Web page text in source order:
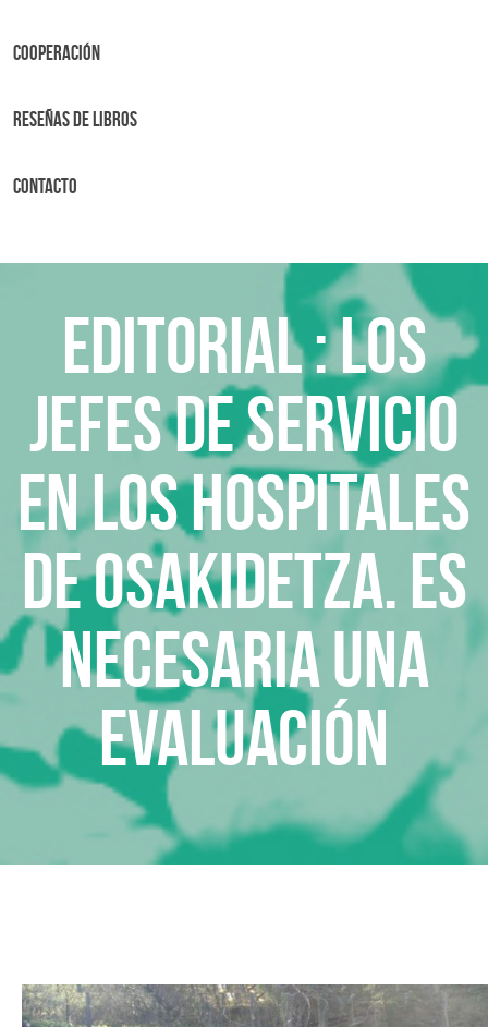
Cooperación
Reseñas de libros
Contacto
Editorial : Los
Jefes de Servicio
en los Hospitales
de Osakidetza. Es
necesaria una
evaluación